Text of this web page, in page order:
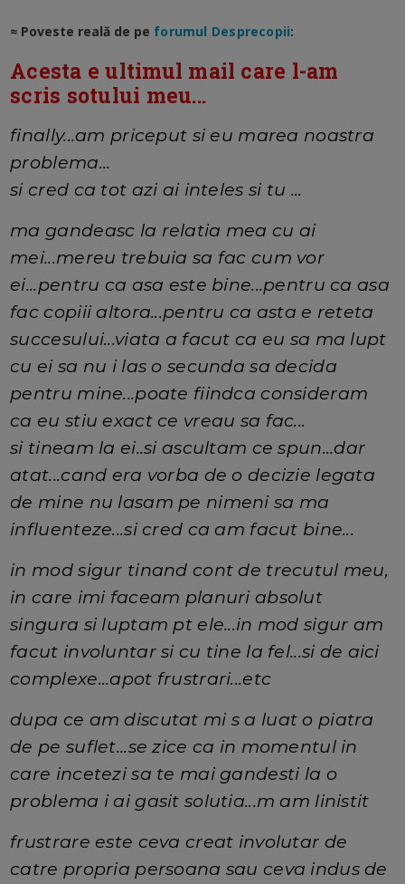
≈ Poveste reală de pe forumul Desprecopii:
Acesta e ultimul mail care l-am
scris sotului meu...
finally...am priceput si eu marea noastra
problema...
si cred ca tot azi ai inteles si tu ...
ma gandeasc la relatia mea cu ai
mei...mereu trebuia sa fac cum vor
ei...pentru ca asa este bine...pentru ca asa
fac copiii altora...pentru ca asta e reteta
succesului...viata a facut ca eu sa ma lupt
cu ei sa nu i las o secunda sa decida
pentru mine...poate fiindca consideram
ca eu stiu exact ce vreau sa fac...
si tineam la ei..si ascultam ce spun...dar
atat...cand era vorba de o decizie legata
de mine nu lasam pe nimeni sa ma
influenteze...si cred ca am facut bine...
in mod sigur tinand cont de trecutul meu,
in care imi faceam planuri absolut
singura si luptam pt ele...in mod sigur am
facut involuntar si cu tine la fel...si de aici
complexe...apot frustrari...etc
dupa ce am discutat mi s a luat o piatra
de pe suflet...se zice ca in momentul in
care incetezi sa te mai gandesti la o
problema i ai gasit solutia...m am linistit
frustrare este ceva creat involutar de
catre propria persoana sau ceva indus de